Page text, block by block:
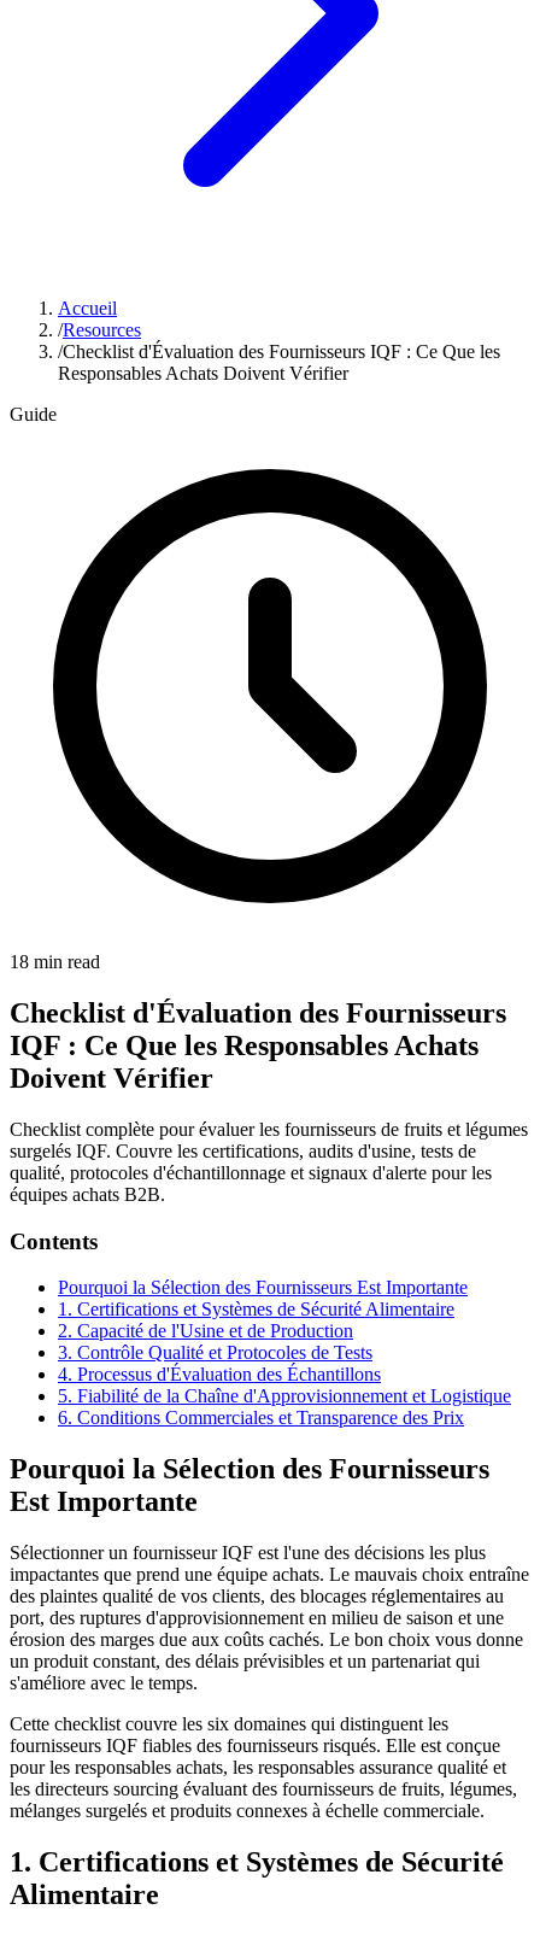
Accueil
/Resources
/Checklist d'Évaluation des Fournisseurs IQF : Ce Que les
Responsables Achats Doivent Vérifier
Guide
18 min read
Checklist d'Évaluation des Fournisseurs
IQF : Ce Que les Responsables Achats
Doivent Vérifier
Checklist complète pour évaluer les fournisseurs de fruits et légumes
surgelés IQF. Couvre les certifications, audits d'usine, tests de
qualité, protocoles d'échantillonnage et signaux d'alerte pour les
équipes achats B2B.
Contents
Pourquoi la Sélection des Fournisseurs Est Importante
1. Certifications et Systèmes de Sécurité Alimentaire
2. Capacité de l'Usine et de Production
3. Contrôle Qualité et Protocoles de Tests
4. Processus d'Évaluation des Échantillons
5. Fiabilité de la Chaîne d'Approvisionnement et Logistique
6. Conditions Commerciales et Transparence des Prix
Pourquoi la Sélection des Fournisseurs
Est Importante
Sélectionner un fournisseur IQF est l'une des décisions les plus
impactantes que prend une équipe achats. Le mauvais choix entraîne
des plaintes qualité de vos clients, des blocages réglementaires au
port, des ruptures d'approvisionnement en milieu de saison et une
érosion des marges due aux coûts cachés. Le bon choix vous donne
un produit constant, des délais prévisibles et un partenariat qui
s'améliore avec le temps.
Cette checklist couvre les six domaines qui distinguent les
fournisseurs IQF fiables des fournisseurs risqués. Elle est conçue
pour les responsables achats, les responsables assurance qualité et
les directeurs sourcing évaluant des fournisseurs de fruits, légumes,
mélanges surgelés et produits connexes à échelle commerciale.
1. Certifications et Systèmes de Sécurité
Alimentaire